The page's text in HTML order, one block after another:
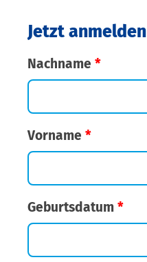
Jetzt anmelden
Nachname *
Vorname *
Geburtsdatum *